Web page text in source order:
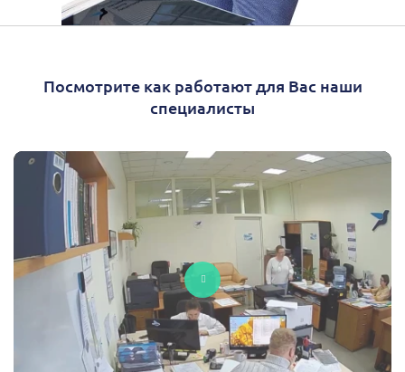
Посмотрите как работают для Вас наши
специалисты